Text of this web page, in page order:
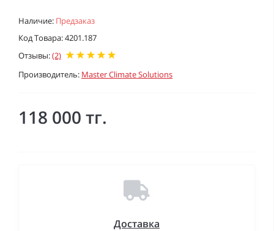
Наличие: Предзаказ
Код Товара: 4201.187
Отзывы:(2)
Производитель: Master Climate Solutions
118 000 тг.
Доставка